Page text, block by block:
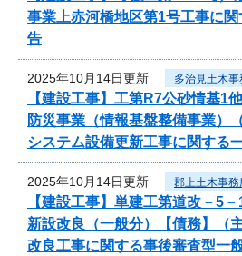
事業上赤河橋地区第1号工事に
告
2025年10月14日更新 多治見土木事
【建設工事】工第R7公砂情基
防災事業（情報基盤整備事業）
システム設備更新工事に関する
2025年10月14日更新 郡上土木事務
【建設工事】単建工第道改－5
新設改良（一般分）【債務】
改良工事に関する事後審査型一